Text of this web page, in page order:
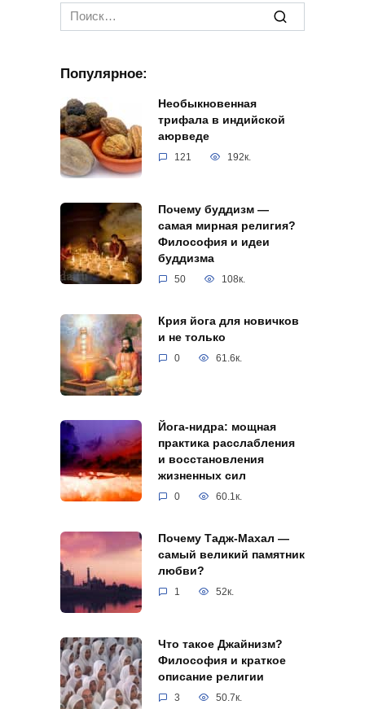
Search
for:
Популярное:
Необыкновенная
трифала в индийской
аюрведе
121 192к.
Почему буддизм —
самая мирная религия?
Философия и идеи
буддизма
50 108к.
Крия йога для новичков
и не только
0 61.6к.
Йога-нидра: мощная
практика расслабления
и восстановления
жизненных сил
0 60.1к.
Почему Тадж-Махал —
самый великий памятник
любви?
1 52к.
Что такое Джайнизм?
Философия и краткое
описание религии
3 50.7к.